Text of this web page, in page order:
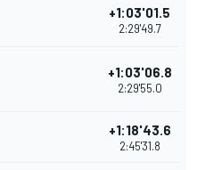
+1:03'01.5
2:29'49.7
+1:03'06.8
2:29'55.0
+1:18'43.6
2:45'31.8